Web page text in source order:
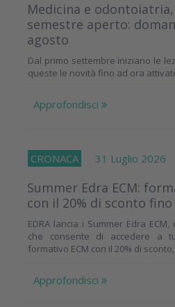
Medicina e
semestre aperto:
agosto
Dal primo settembre iniziano le
queste le novità fino ad ora
Approfondisci
CRONACA 31 Luglio 2026
Summer Edra ECM:
con il 20% di sconto
EDRA lancia i Summer Edra
che consente di accedere a
formativo ECM con il 20% di
Approfondisci